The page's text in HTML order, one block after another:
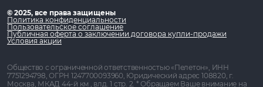
© 2025, все права защищены
Политика конфиденциальности
Пользовательское соглашение
Публичная оферта о заключении договора купли-продажи
Условия акции
Общество с ограниченной ответственностью «Пелетон», ИНН
7751294798, ОГРН 1247700093960, Юридический адрес 108820, г.
Москва, МКАД 44-й км , влд. 1 стр. 2. * Обращаем Ваше внимание на